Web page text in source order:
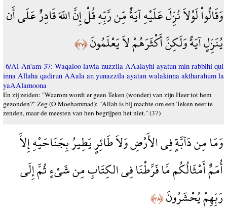
وَقَالُواْ لَوْلاَ نُزِّلَ عَلَيْهِ آيَةٌ مِّن رَّبِّهِ قُلْ إِنَّ اللّهَ قَادِرٌ عَلَى أَن
يُنَزِّلٍ آيَةً وَلَكِنَّ أَكْثَرَهُمْ لاَ يَعْلَمُونَ﴿٣٧﴾
6/Al-An'am-37: Waqaloo lawla nuzzila AAalayhi ayatun min rabbihi qul
inna Allaha qadirun AAala an yunazzila ayatan walakinna aktharahum la
yaAAlamoona
En zij zeiden: "Waarom wordt er geen Teken (wonder) van zijn Heer tot hem
gezonden?" Zeg (O Moehammad): "Allah is bij machte om een Teken neer te
zenden, maar de meesten van hen begrijpen het niet." (37)
وَمَا مِن دَآبَّةٍ فِي الأَرْضِ وَلاَ طَائِرٍ يَطِيرُ بِجَنَاحَيْهِ إِلاَّ
أُمَمٌ أَمْثَالُكُم مَّا فَرَّطْنَا فِي الكِتَابِ مِن شَيْءٍ ثُمَّ إِلَى
رَبِّهِمْ يُحْشَرُونَ﴿٣٨﴾